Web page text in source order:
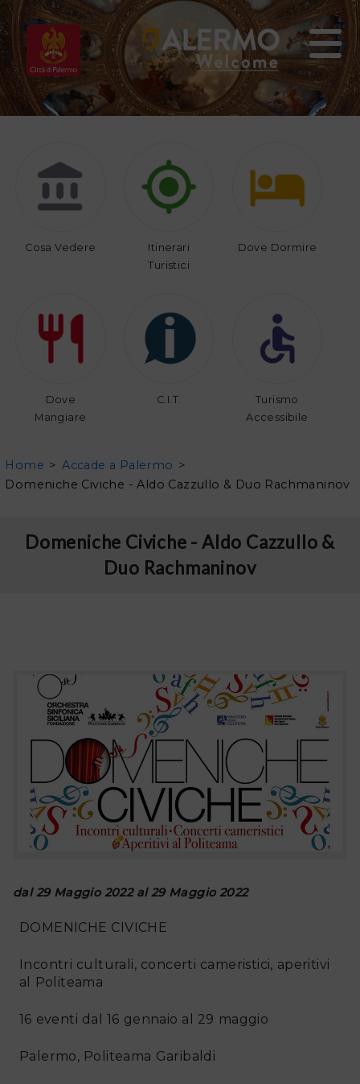
Home
Vivi
Palermo
Organizza
tuo
Cosa Vedere
Itinerari
Turistici
Dove Dormire
Dove
Mangiare
C.I.T.
Turismo
Accessibile
Home > Accade a Palermo >
Domeniche Civiche - Aldo Cazzullo & Duo Rachmaninov
Domeniche Civiche - Aldo Cazzullo &
Duo Rachmaninov
dal 29 Maggio 2022 al 29 Maggio 2022
DOMENICHE CIVICHE
Incontri culturali, concerti cameristici, aperitivi
al Politeama
16 eventi dal 16 gennaio al 29 maggio
Palermo, Politeama Garibaldi